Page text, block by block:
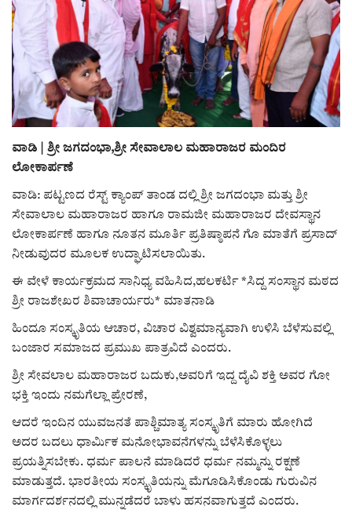
ರಾಜಕೀಯ
ಸುದ್ದಿ
e-paper (ಇ–ಪೇಪರ್‌)
ಪುಸ್ತಕ ಪರಿಚಯ
ಅಂಕಣ
ಸಾಧಕರ ಪರಿಚಯ
ಪತ್ರಕರ್ತರ ಪರಿಚಯ
ಸಂಪಾದಕೀಯ
ಕವನ
Digital Subscription
ವಾಡಿ | ಶ್ರೀ ಜಗದಂಭಾ,ಶ್ರೀ ಸೇವಾಲಾಲ ಮಹಾರಾಜರ ಮಂದಿರ
ಲೋಕಾರ್ಪಣೆ
ವಾಡಿ: ಪಟ್ಟಣದ ರೆಸ್ಟ್ ಕ್ಯಾಂಪ್ ತಾಂಡ ದಲ್ಲಿ ಶ್ರೀ ಜಗದಂಭಾ ಮತ್ತು ಶ್ರೀ
ಸೇವಾಲಾಲ ಮಹಾರಾಜರ ಹಾಗೂ ರಾಮಜೀ ಮಹಾರಾಜರ ದೇವಸ್ಥಾನ
ಲೋಕಾರ್ಪಣೆ ಹಾಗೂ ನೂತನ ಮೂರ್ತಿ ಪ್ರತಿಷ್ಠಾಪನೆ ಗೊ ಮಾತೆಗೆ ಪ್ರಸಾದ್
ನೀಡುವುದರ ಮೂಲಕ ಉದ್ಘಾಟಿಸಲಾಯಿತು.
ಈ ವೇಳೆ ಕಾರ್ಯಕ್ರಮದ ಸಾನಿಧ್ಯ ವಹಿಸಿದ,ಹಲಕರ್ಟಿ *ಸಿದ್ದ ಸಂಸ್ಥಾನ ಮಠದ
ಶ್ರೀ ರಾಜಶೇಖರ ಶಿವಾಚಾರ್ಯರು* ಮಾತನಾಡಿ
ಹಿಂದೂ ಸಂಸ್ಕೃತಿಯ ಆಚಾರ, ವಿಚಾರ ವಿಶ್ವಮಾನ್ಯವಾಗಿ ಉಳಿಸಿ ಬೆಳೆಸುವಲ್ಲಿ
ಬಂಜಾರ ಸಮಾಜದ ಪ್ರಮುಖ ಪಾತ್ರವಿದೆ ಎಂದರು.
ಶ್ರೀ ಸೇವಲಾಲ ಮಹಾರಾಜರ ಬದುಕು,ಅವರಿಗೆ ಇದ್ದ ದೈವಿ ಶಕ್ತಿ ಅವರ ಗೋ
ಭಕ್ತಿ ಇಂದು ನಮಗೆಲ್ಲಾ ಪ್ರೇರಣೆ,
ಆದರೆ ಇಂದಿನ ಯುವಜನತೆ ಪಾಶ್ಚಿಮಾತ್ಯ ಸಂಸ್ಕೃತಿಗೆ ಮಾರು ಹೋಗಿದೆ
ಅದರ ಬದಲು ಧಾರ್ಮಿಕ ಮನೋಭಾವನೆಗಳನ್ನು ಬೆಳೆಸಿಕೊಳ್ಳಲು
ಪ್ರಯತ್ನಿಸಬೇಕು. ಧರ್ಮ ಪಾಲನೆ ಮಾಡಿದರೆ ಧರ್ಮ ನಮ್ಮನ್ನು ರಕ್ಷಣೆ
ಮಾಡುತ್ತದೆ. ಭಾರತೀಯ ಸಂಸ್ಕೃತಿಯನ್ನು ಮೆಗೂಡಿಸಿಕೊಂಡು ಗುರುವಿನ
ಮಾರ್ಗದರ್ಶನದಲ್ಲಿ ಮುನ್ನಡೆದರೆ ಬಾಳು ಹಸನವಾಗುತ್ತದೆ ಎಂದರು.